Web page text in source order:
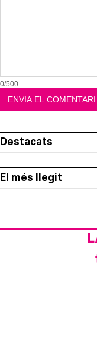
0/500
Destacats
El més llegit